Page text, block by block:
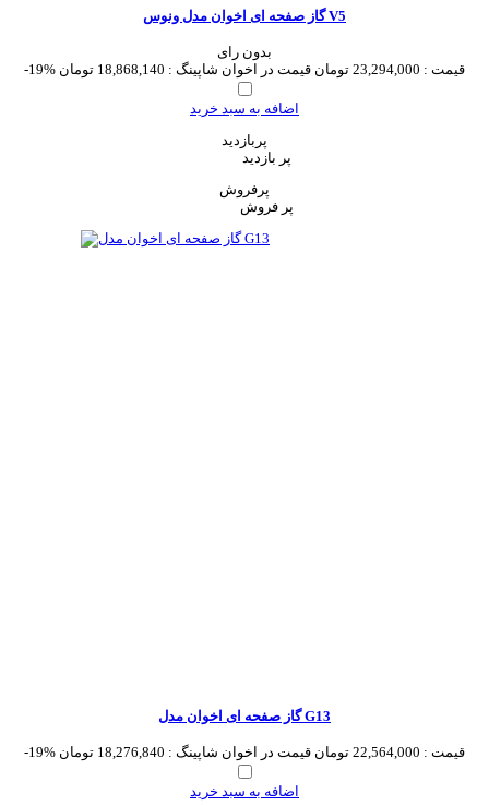
گاز صفحه ای اخوان مدل ونوس V5
بدون رای
-19%
قیمت : 23,294,000 تومان قیمت در اخوان شاپینگ : 18,868,140 تومان
اضافه به سبد خرید
پربازدید
پر بازدید
پرفروش
گاز صفحه ای اخوان مدل G13
-19% قیمت : 22,564,000 تومان قیمت در اخوان شاپینگ : 18,276,840 تومان
اضافه به سبد خرید